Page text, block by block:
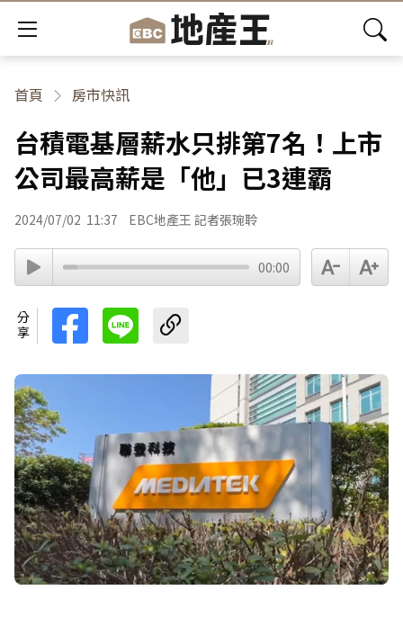
首頁 房市快訊
台積電基層薪水只排第7名！上市
公司最高薪是「他」已3連霸
2024/07/02 11:37 EBC地產王 記者張琬聆
00:00
分享